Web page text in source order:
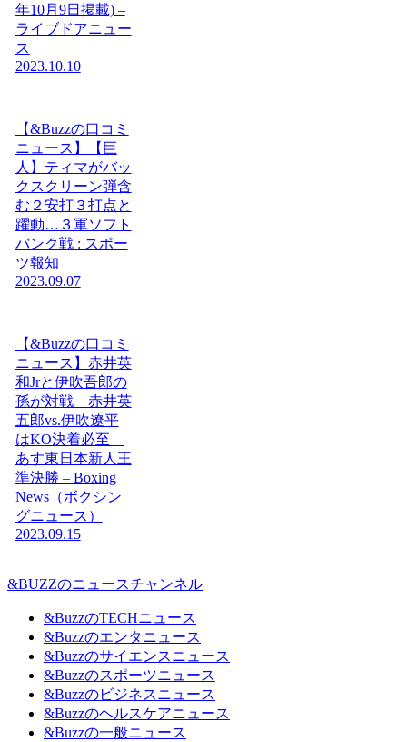
年10月9日掲載) –
ライブドアニュー
ス
2023.10.10
【&Buzzの口コミ
ニュース】【巨
人】ティマがバッ
クスクリーン弾含
む２安打３打点と
躍動…３軍ソフト
バンク戦 : スポー
ツ報知
2023.09.07
【&Buzzの口コミ
ニュース】赤井英
和Jrと伊吹吾郎の
孫が対戦 赤井英
五郎vs.伊吹遼平
はKO決着必至
あす東日本新人王
準決勝 – Boxing
News（ボクシン
グニュース）
2023.09.15
&BUZZのニュースチャンネル
&BuzzのTECHニュース
&Buzzのエンタニュース
&Buzzのサイエンスニュース
&Buzzのスポーツニュース
&Buzzのビジネスニュース
&Buzzのヘルスケアニュース
&Buzzの一般ニュース